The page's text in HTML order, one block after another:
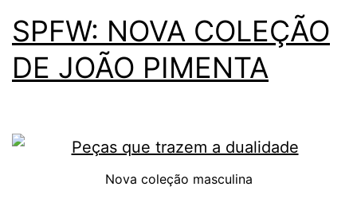
SPFW: NOVA COLEÇÃO
DE JOÃO PIMENTA
Nova coleção masculina